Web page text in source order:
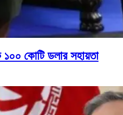
কোটি ডলার সহায়তা